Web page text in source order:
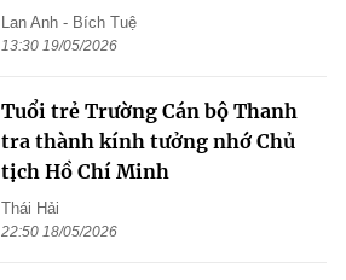
Lan Anh - Bích Tuệ
13:30 19/05/2026
Tuổi trẻ Trường Cán bộ Thanh
tra thành kính tưởng nhớ Chủ
tịch Hồ Chí Minh
Thái Hải
22:50 18/05/2026